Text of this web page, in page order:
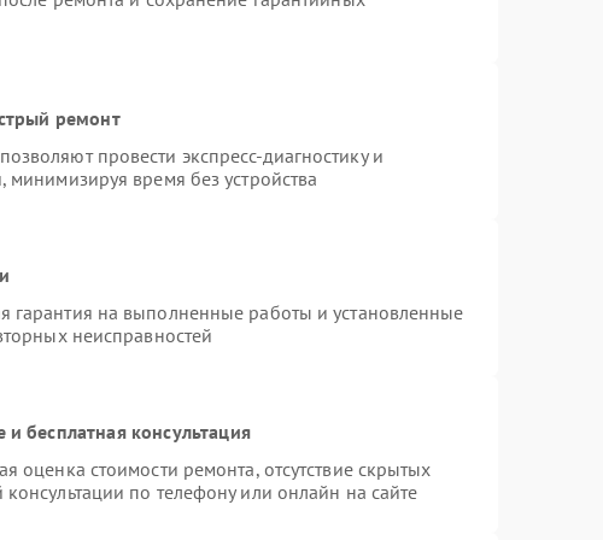
ремонт
провести экспресс-диагностику и
время без устройства
гарантия на выполненные работы и установленные
неисправностей
бесплатная консультация
оценка стоимости ремонта, отсутствие скрытых
по телефону или онлайн на сайте